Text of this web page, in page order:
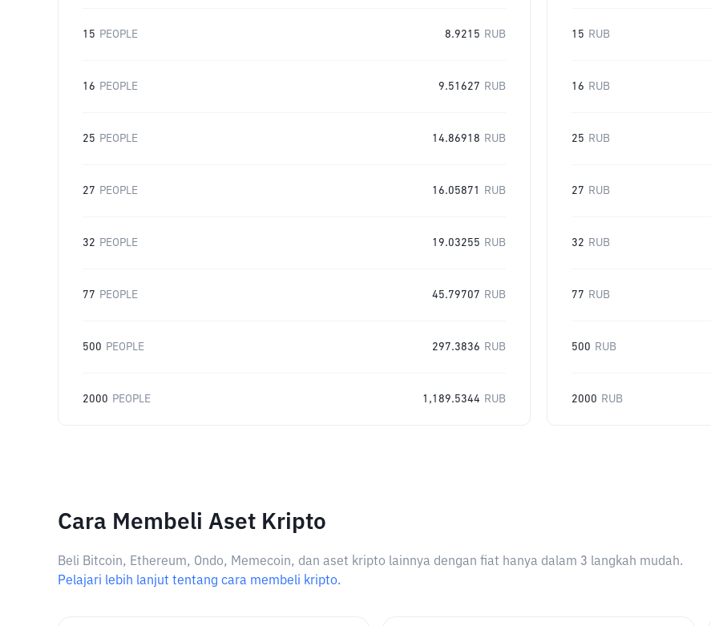
15 PEOPLE 8.9215 RUB
16 PEOPLE 9.51627 RUB
25 PEOPLE 14.86918 RUB
27 PEOPLE 16.05871 RUB
32 PEOPLE 19.03255 RUB
77 PEOPLE 45.79707 RUB
500 PEOPLE 297.3836 RUB
2000 PEOPLE 1,189.5344 RUB
15 RUB
16 RUB
25 RUB
27 RUB
32 RUB
77 RUB
500 RUB
2000 RUB
Cara Membeli Aset Kripto
Beli Bitcoin, Ethereum, Ondo, Memecoin, dan aset kripto lainnya dengan fiat hanya dalam 3 langkah mudah.
Pelajari lebih lanjut tentang cara membeli kripto.